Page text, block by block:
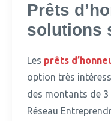
Prêts
solutions
Les prêts
option très
des montants de 3
Réseau